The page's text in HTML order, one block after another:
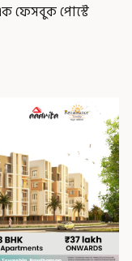
ফেসবুক পোস্টে